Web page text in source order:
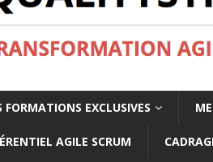
FORMATIONS EXCLUSIVES
AGILE SCRUM